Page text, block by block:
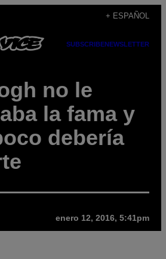
+ ESPAÑOL
SUBSCRIBENEWSLETTER
no le
la fama y
debería
enero 12, 2016, 5:41pm